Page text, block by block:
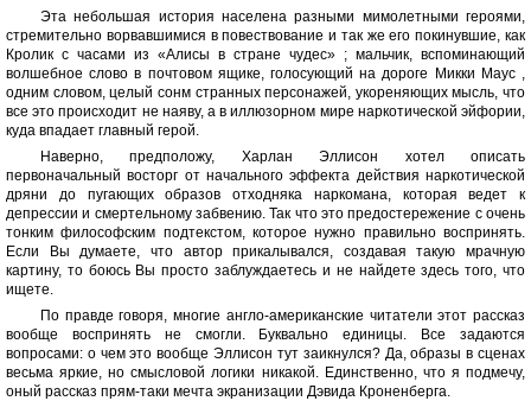
Эта небольшая история населена разными мимолетными героями,
стремительно ворвавшимися в повествование и так же его покинувшие, как
Кролик с часами из «Алисы в стране чудес» ; мальчик, вспоминающий
волшебное слово в почтовом ящике, голосующий на дороге Микки Маус ,
одним словом, целый сонм странных персонажей, укореняющих мысль, что
все это происходит не наяву, а в иллюзорном мире наркотической эйфории,
куда впадает главный герой.
Наверно, предположу, Харлан Эллисон хотел описать
первоначальный восторг от начального эффекта действия наркотической
дряни до пугающих образов отходняка наркомана, которая ведет к
депрессии и смертельному забвению. Так что это предостережение с очень
тонким философским подтекстом, которое нужно правильно воспринять.
Если Вы думаете, что автор прикалывался, создавая такую мрачную
картину, то боюсь Вы просто заблуждаетесь и не найдете здесь того, что
ищете.
По правде говоря, многие англо-американские читатели этот рассказ
вообще воспринять не смогли. Буквально единицы. Все задаются
вопросами: о чем это вообще Эллисон тут заикнулся? Да, образы в сценах
весьма яркие, но смысловой логики никакой. Единственно, что я подмечу,
оный рассказ прям-таки мечта экранизации Дэвида Кроненберга.